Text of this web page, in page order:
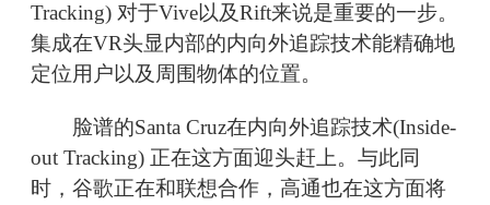
Tracking) 对于Vive以及Rift来说是重要的一步。
集成在VR头显内部的内向外追踪技术能精确地
定位用户以及周围物体的位置。
脸谱的Santa Cruz在内向外追踪技术(Inside-
out Tracking) 正在这方面迎头赶上。与此同
时，谷歌正在和联想合作，高通也在这方面将